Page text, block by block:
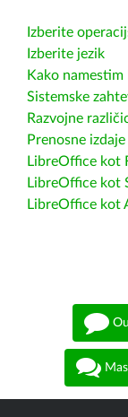
Izberite
Izberite jezik
Kako
Sistemske
Razvojne
Prenosne
LibreOffice kot
LibreOffice kot
LibreOffice kot